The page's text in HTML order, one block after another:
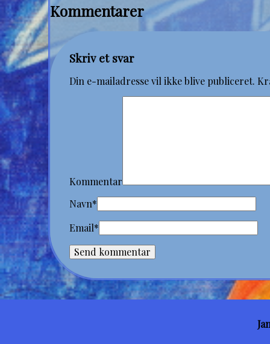
Kommentarer
Skriv et svar
Din e-mailadresse vil ikke blive publiceret.
Kommentar
Navn*
Email*